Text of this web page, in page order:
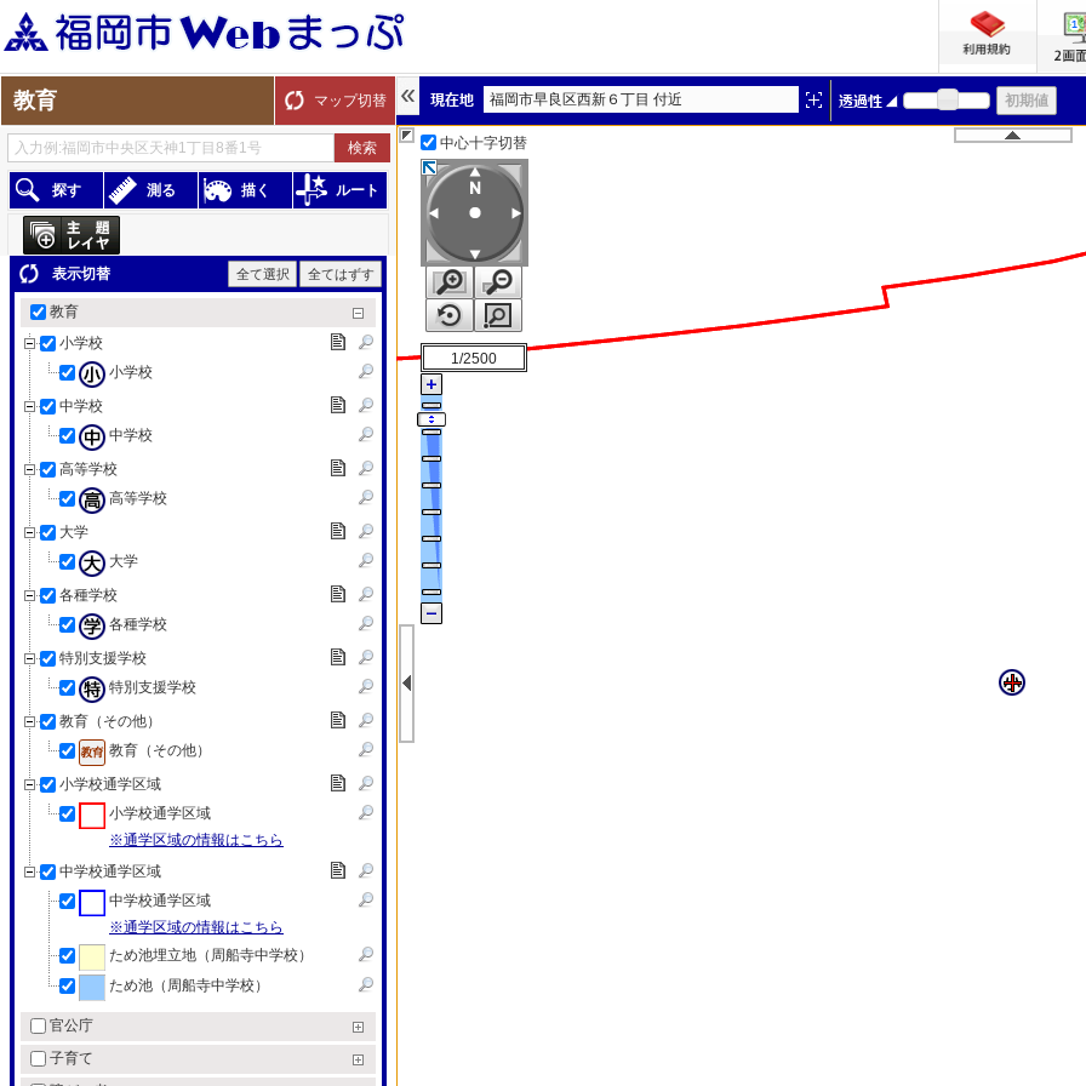
教育 マップ切替
探す 測る 描く ルート
表示切替 全て選択 全てはずす
教育
小学校
小学校
中学校
中学校
高等学校
高等学校
大学
大学
各種学校
各種学校
特別支援学校
特別支援学校
教育（その他）
教育（その他）
小学校通学区域
小学校通学区域
※通学区域の情報はこちら
中学校通学区域
中学校通学区域
※通学区域の情報はこちら
ため池埋立地（周船寺中学校）
ため池（周船寺中学校）
官公庁
子育て
福岡市早良区西新６丁目 付近
中心十字切替
1/2500